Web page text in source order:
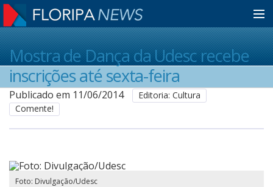
Home
Notícias
Colunistas
Classificados
Mostra de Dança da Udesc recebe
inscrições até sexta-feira
Publicado em 11/06/2014
Editoria: Cultura
Comente!
Foto: Divulgação/Udesc